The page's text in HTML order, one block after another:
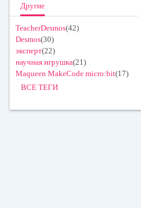
Другие
TeacherDesmos(42)
Desmos(30)
эксперт(22)
научная игрушка(21)
Maqueen MakeCode micro:bit(17)
ВСЕ ТЕГИ